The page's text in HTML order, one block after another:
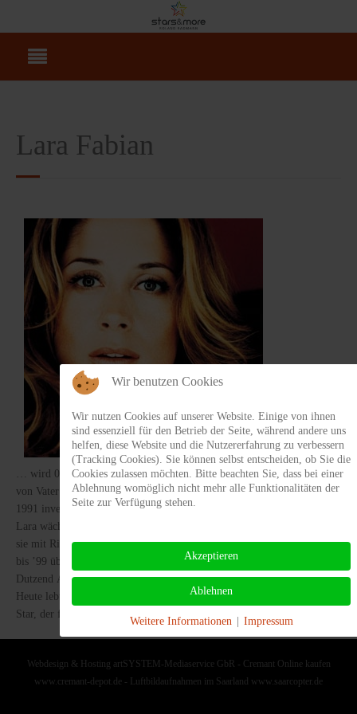
Lara Fabian
… wird 09.01.70 in Brüssel, Belgien geboren. Das musikalische Talent
von Vater Pierre Crokaert, der als Gitarrist bei Petula Clark("Downtown")
1991 investiert er sein ganzes Geld, um die erste CD seiner Tochter
Lara wächst in Sizilien auf und zieht mit 18 Jahren nach Kanada
sie mit Rick Allison ein eigenes Label. Allein in Frankreich verkauft sie
bis ’99 über 6 Millionen CDs, singt im Duett mit Johnny Hallyday und
Dutzend Auszeichnungen.
Heute lebt der Pop-
Star, der fließend sechs Sprachen spricht, in Paris und Montreal.
Webdesign & Hosting artSYSTEM-Mediaservice GbR - Cremant Online kaufen
www.cremant-depot.de - Luftbildaufnahmen im Saarland www.saarcopter.de
Wir benutzen Cookies
Wir nutzen Cookies auf unserer Website. Einige von ihnen
sind essenziell für den Betrieb der Seite, während andere uns
helfen, diese Website und die Nutzererfahrung zu verbessern
(Tracking Cookies). Sie können selbst entscheiden, ob Sie die
Cookies zulassen möchten. Bitte beachten Sie, dass bei einer
Ablehnung womöglich nicht mehr alle Funktionalitäten der
Seite zur Verfügung stehen.
Akzeptieren
Ablehnen
Weitere Informationen | Impressum